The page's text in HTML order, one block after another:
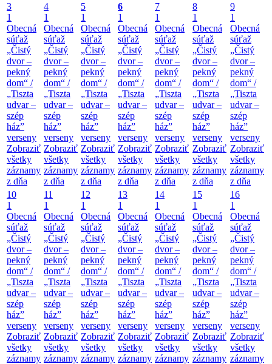
3
1
Obecná
súťaž
„Čistý
dvor –
pekný
dom“ /
„Tiszta
udvar –
szép
ház”
verseny
Zobraziť
všetky
záznamy
z dňa
4
1
Obecná
súťaž
„Čistý
dvor –
pekný
dom“ /
„Tiszta
udvar –
szép
ház”
verseny
Zobraziť
všetky
záznamy
z dňa
5
1
Obecná
súťaž
„Čistý
dvor –
pekný
dom“ /
„Tiszta
udvar –
szép
ház”
verseny
Zobraziť
všetky
záznamy
z dňa
6
1
Obecná
súťaž
„Čistý
dvor –
pekný
dom“ /
„Tiszta
udvar –
szép
ház”
verseny
Zobraziť
všetky
záznamy
z dňa
7
1
Obecná
súťaž
„Čistý
dvor –
pekný
dom“ /
„Tiszta
udvar –
szép
ház”
verseny
Zobraziť
všetky
záznamy
z dňa
8
1
Obecná
súťaž
„Čistý
dvor –
pekný
dom“ /
„Tiszta
udvar –
szép
ház”
verseny
Zobraziť
všetky
záznamy
z dňa
9
1
Obecná
súťaž
„Čistý
dvor –
pekný
dom“ /
„Tiszta
udvar –
szép
ház”
verseny
Zobraziť
všetky
záznamy
z dňa
10
1
Obecná
súťaž
„Čistý
dvor –
pekný
dom“ /
„Tiszta
udvar –
szép
ház”
verseny
Zobraziť
všetky
záznamy
11
1
Obecná
súťaž
„Čistý
dvor –
pekný
dom“ /
„Tiszta
udvar –
szép
ház”
verseny
Zobraziť
všetky
záznamy
12
1
Obecná
súťaž
„Čistý
dvor –
pekný
dom“ /
„Tiszta
udvar –
szép
ház”
verseny
Zobraziť
všetky
záznamy
13
1
Obecná
súťaž
„Čistý
dvor –
pekný
dom“ /
„Tiszta
udvar –
szép
ház”
verseny
Zobraziť
všetky
záznamy
14
1
Obecná
súťaž
„Čistý
dvor –
pekný
dom“ /
„Tiszta
udvar –
szép
ház”
verseny
Zobraziť
všetky
záznamy
15
1
Obecná
súťaž
„Čistý
dvor –
pekný
dom“ /
„Tiszta
udvar –
szép
ház”
verseny
Zobraziť
všetky
záznamy
16
1
Obecná
súťaž
„Čistý
dvor –
pekný
dom“ /
„Tiszta
udvar –
szép
ház”
verseny
Zobraziť
všetky
záznamy